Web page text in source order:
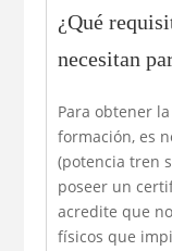
¿Qué
necesitan
Para obtener
formación, es
(potencia tren
poseer un
acredite que
físicos que